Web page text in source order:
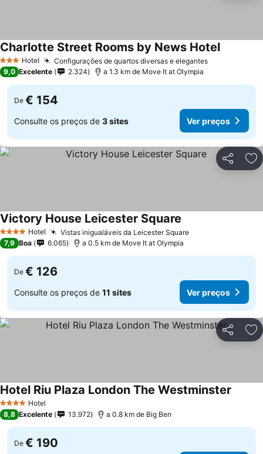
3 EstrelasHotel Configurações de quartos diversas e elegantes
Charlotte Street Rooms by News Hotel
9,0 Excelente 2.324 a 1.3 km de Move It at Olympia
De € 154
Consulte os preços de 3 sites Ver preços
Partilhar
4 EstrelasHotel Vistas inigualáveis da Leicester Square
Victory House Leicester Square
7,9 Boa 6.065 a 0.5 km de Move It at Olympia
De € 126
Consulte os preços de 11 sites Ver preços
Partilhar
4 EstrelasHotel
Hotel Riu Plaza London The Westminster
8,8 Excelente 13.972 a 0.8 km de Big Ben
De € 190